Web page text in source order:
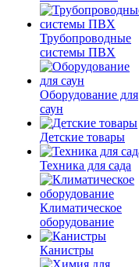
Трубопроводные
системы ПВХ
Оборудование для
саун
Детские товары
Техника для сада
Климатическое
оборудование
Канистры